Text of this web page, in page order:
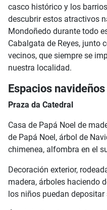
casco histórico y los
descubrir estos atractivos
Mondoñedo durante todo
Cabalgata de Reyes, junto
vecinos, que siempre se
nuestra localidad.
Espacios navideños
Praza da Catedral
Casa de Papá Noel de
de Papá Noel, árbol de
chimenea, alfombra en el
Decoración exterior,
madera, árboles haciendo
los niños puedan depositar